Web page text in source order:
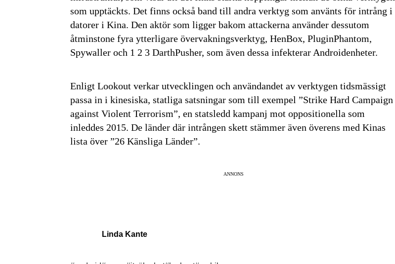
som upptäckts. Det finns också band till andra verktyg som använts för intrång i
datorer i Kina. Den aktör som ligger bakom attackerna använder dessutom
åtminstone fyra ytterligare övervakningsverktyg, HenBox, PluginPhantom,
Spywaller och 1 2 3 DarthPusher, som även dessa infekterar Androidenheter.
Enligt Lookout verkar utvecklingen och användandet av verktygen tidsmässigt
passa in i kinesiska, statliga satsningar som till exempel ”Strike Hard Campaign
against Violent Terrorism”, en statsledd kampanj mot oppositionella som
inleddes 2015. De länder där intrången skett stämmer även överens med Kinas
lista över ”26 Känsliga Länder”.
ANNONS
Linda Kante